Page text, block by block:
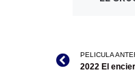
PELICULA
2022 El